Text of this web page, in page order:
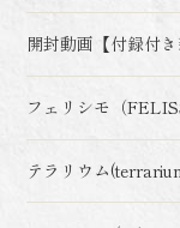
開封動画【付録付
フェリシモ（
テラリウム